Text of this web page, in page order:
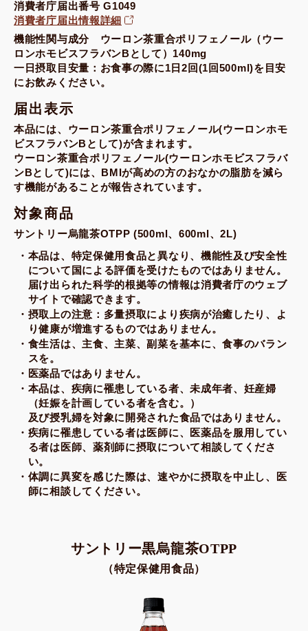
消費者庁届出番号 G1049
消費者庁届出情報詳細
機能性関与成分 ウーロン茶重合ポリフェノール（ウー
ロンホモビスフラバンBとして）140mg
一日摂取目安量：お食事の際に1日2回(1回500ml)を目安
にお飲みください。
届出表示
本品には、ウーロン茶重合ポリフェノール(ウーロンホモ
ビスフラバンBとして)が含まれます。
ウーロン茶重合ポリフェノール(ウーロンホモビスフラバ
ンBとして)には、BMIが高めの方のおなかの脂肪を減ら
す機能があることが報告されています。
対象商品
サントリー烏龍茶OTPP (500ml、600ml、2L)
本品は、特定保健用食品と異なり、機能性及び安全性
について国による評価を受けたものではありません。
届け出られた科学的根拠等の情報は消費者庁のウェブ
サイトで確認できます。
摂取上の注意：多量摂取により疾病が治癒したり、よ
り健康が増進するものではありません。
食生活は、主食、主菜、副菜を基本に、食事のバラン
スを。
医薬品ではありません。
本品は、疾病に罹患している者、未成年者、妊産婦
（妊娠を計画している者を含む。）
及び授乳婦を対象に開発された食品ではありません。
疾病に罹患している者は医師に、医薬品を服用してい
る者は医師、薬剤師に摂取について相談してくださ
い。
体調に異変を感じた際は、速やかに摂取を中止し、医
師に相談してください。
サントリー黒烏龍茶OTPP
（特定保健用食品）